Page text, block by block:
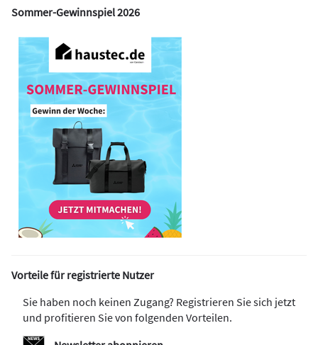
Sommer-Gewinnspiel 2026
Vorteile für registrierte Nutzer
Sie haben noch keinen Zugang? Registrieren Sie sich jetzt
und profitieren Sie von folgenden Vorteilen.